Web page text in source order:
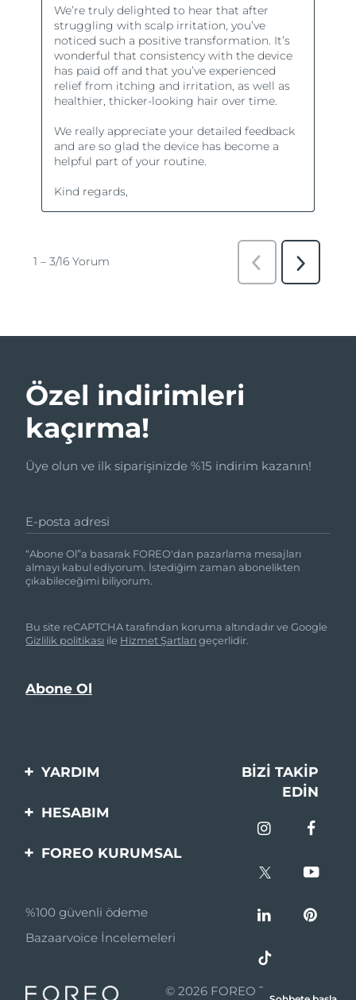
Özel indirimleri
kaçırma!
Üye olun ve ilk siparişinizde %15 indirim kazanın!
E-posta adresi
“Abone Ol”a basarak FOREO'dan pazarlama mesajları
almayı kabul ediyorum. İstediğim zaman abonelikten
çıkabileceğimi biliyorum.
Bu site reCAPTCHA tarafından koruma altındadır ve Google
Gizlilik politikası ile Hizmet Şartlarıgeçerlidir.
YARDIM
Bi̇zi̇mle İleti̇şi̇me Geçi̇n
BIZI TAKIP
EDIN
HESABIM
Ürün Kaydı
FOREO KURUMSAL
Ortaklik Programi
Ortaklık haberleri
%100 güvenli ödeme
Bazaarvoice İncelemeleri
© 2026 FOREO Tüm hakları